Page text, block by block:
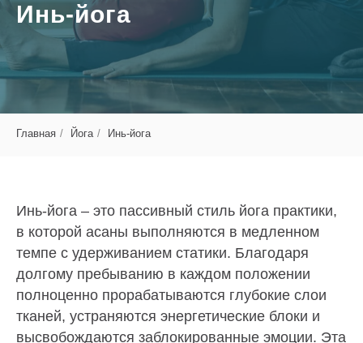
Инь-йога
Главная / Йога / Инь-йога
Инь-йога – это пассивный стиль йога практики,
в которой асаны выполняются в медленном
темпе с удерживанием статики. Благодаря
долгому пребыванию в каждом положении
полноценно прорабатываются глубокие слои
тканей, устраняются энергетические блоки и
высвобождаются заблокированные эмоции. Эта